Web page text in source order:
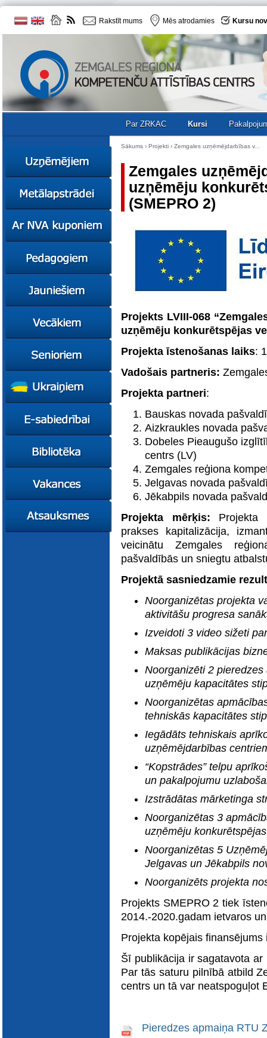
Rakstīt mums Mēs atrodamies Kursu
Par ZRKAC Kursi
uzņēmējdarbība
Resursi
Zemgales uzņēmumu
katalogs
konsultācijas
mentori
Konkursi
pedagogiem
Mācies
eksperimentējot
konsultācijas
Pašvaldības atbalsts
Resursi
STEM junioriem
eksperimentējot
Digitāli klimatam
FasTracKids
Empower65
Kursi
Sākums › Projekti › Zemgales uzņēmējdarbības v...
Zemgales
uzņēmēju
(SMEPRO 2)
Projekts LVIII-068 “
uzņēmēju konkurētspējas
Projekta īstenošanas laiks:
Vadošais partneris:
Projekta partneri:
Bauskas novada
Aizkraukles novada
Dobeles Pieaugušo
centrs (LV)
Zemgales reģiona
Jelgavas novada
Jēkabpils novada
Projekta mērķis: Projekta
prakses kapitalizācija,
veicinātu Zemgales
pašvaldībās un sniegtu
Projektā sasniedzamie
Noorganizētas projekta
aktivitāšu progresa
Izveidoti 3 video sižeti
Maksas publikācijas
Noorganizēti 2
uzņēmēju kapacitātes
Noorganizētas
tehniskās kapacitātes
Iegādāts tehniskais
uzņēmējdarbības
“Kopstrādes” telpu
un pakalpojumu
Izstrādātas mārketinga
Noorganizētas 3
uzņēmēju
Noorganizētas 5
Jelgavas un Jēkabpils
Noorganizēts projekta
Projekts SMEPRO 2 tiek
2014.-2020.gadam ietvaros
Projekta kopējais
Šī publikācija ir sagatavota
Par tās saturu pilnībā atbild
centrs un tā var neatspoguļot
Pieredzes apmaiņa RTU